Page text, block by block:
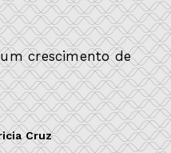
crescimento de
Cruz